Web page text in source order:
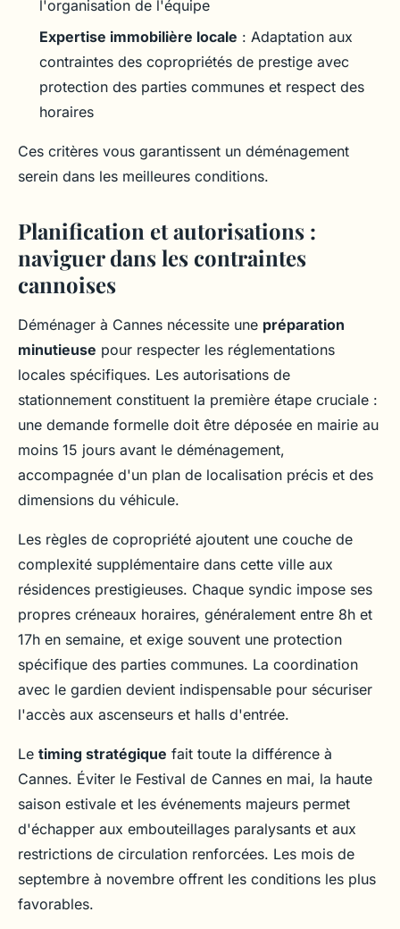
l'organisation de l'équipe
Expertise immobilière locale : Adaptation aux
contraintes des copropriétés de prestige avec
protection des parties communes et respect des
horaires
Ces critères vous garantissent un déménagement
serein dans les meilleures conditions.
Planification et autorisations :
naviguer dans les contraintes
cannoises
Déménager à Cannes nécessite une préparation
minutieuse pour respecter les réglementations
locales spécifiques. Les autorisations de
stationnement constituent la première étape cruciale :
une demande formelle doit être déposée en mairie au
moins 15 jours avant le déménagement,
accompagnée d'un plan de localisation précis et des
dimensions du véhicule.
Les règles de copropriété ajoutent une couche de
complexité supplémentaire dans cette ville aux
résidences prestigieuses. Chaque syndic impose ses
propres créneaux horaires, généralement entre 8h et
17h en semaine, et exige souvent une protection
spécifique des parties communes. La coordination
avec le gardien devient indispensable pour sécuriser
l'accès aux ascenseurs et halls d'entrée.
Le timing stratégique fait toute la différence à
Cannes. Éviter le Festival de Cannes en mai, la haute
saison estivale et les événements majeurs permet
d'échapper aux embouteillages paralysants et aux
restrictions de circulation renforcées. Les mois de
septembre à novembre offrent les conditions les plus
favorables.